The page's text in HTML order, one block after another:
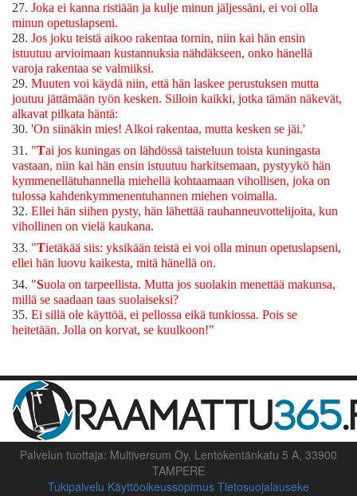
27. Joka ei kanna ristiään ja kulje minun jäljessäni, ei voi olla
minun opetuslapseni.
28. Jos joku teistä aikoo rakentaa tornin, niin kai hän ensin
istuutuu arvioimaan kustannuksia nähdäkseen, onko hänellä
varoja rakentaa se valmiiksi.
29. Muuten voi käydä niin, että hän laskee perustuksen mutta
joutuu jättämään työn kesken. Silloin kaikki, jotka tämän näkevät,
alkavat pilkata häntä:
30. 'On siinäkin mies! Alkoi rakentaa, mutta kesken se jäi.'
31. "Tai jos kuningas on lähdössä taisteluun toista kuningasta
vastaan, niin kai hän ensin istuutuu harkitsemaan, pystyykö hän
kymmenellätuhannella miehellä kohtaamaan vihollisen, joka on
tulossa kahdenkymmenentuhannen miehen voimalla.
32. Ellei hän siihen pysty, hän lähettää rauhanneuvottelijoita, kun
vihollinen on vielä kaukana.
33. "Tietäkää siis: yksikään teistä ei voi olla minun opetuslapseni,
ellei hän luovu kaikesta, mitä hänellä on.
34. "Suola on tarpeellista. Mutta jos suolakin menettää makunsa,
millä se saadaan taas suolaiseksi?
35. Ei sillä ole käyttöä, ei pellossa eikä tunkiossa. Pois se
heitetään. Jolla on korvat, se kuulkoon!"
Palvelun tuottaja: Multiversum Oy, Lentokentänkatu 5 A, 33900
TAMPERE
Tukipalvelu Käyttöoikeussopimus Tietosuojalauseke